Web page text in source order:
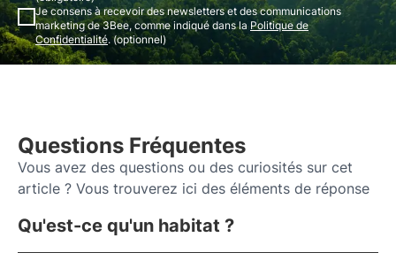
Je consens à recevoir des newsletters et des communications
marketing de 3Bee, comme indiqué dans la Politique de
Confidentialité. (optionnel)
Questions Fréquentes
Vous avez des questions ou des curiosités sur cet
article ? Vous trouverez ici des éléments de réponse
Qu'est-ce qu'un habitat ?